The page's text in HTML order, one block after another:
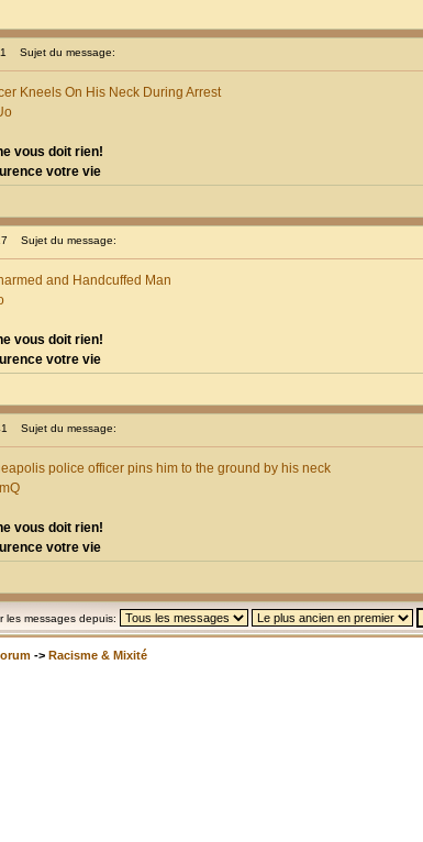
Sujet du message:
Kneels On His Neck During Arrest
vous doit rien!
votre vie
Sujet du message:
and Handcuffed Man
vous doit rien!
votre vie
Sujet du message:
police officer pins him to the ground by his neck
vous doit rien!
votre vie
les messages depuis:
-> Racisme & Mixité